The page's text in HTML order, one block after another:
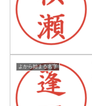
よから始まる名字